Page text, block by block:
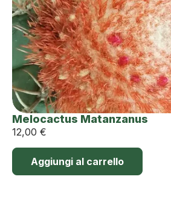
Melocactus Matanzanus
12,00 €
Aggiungi al carrello